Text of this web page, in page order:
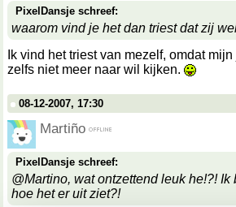
PixelDansje schreef:
waarom vind je het dan triest dat zij
Ik vind het triest van mezelf, omdat
zelfs niet meer naar wil kijken.
08-12-2007, 17:30
Martiño
PixelDansje schreef:
@Martino, wat ontzettend leuk he!?!
hoe het er uit ziet?!